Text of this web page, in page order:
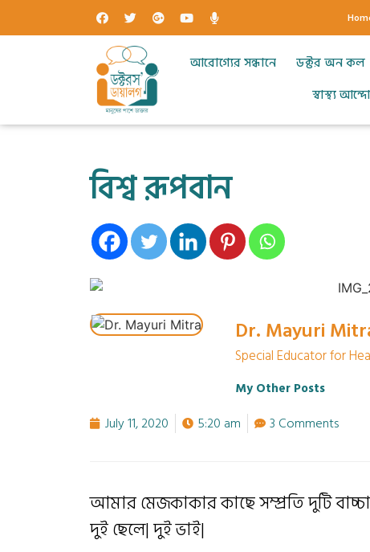
আরোগ্যের সন্ধানে ডক্টর অন কল
স্বাস্থ্য
বিশ্ব রূপবান
Dr. Mayuri
Special Educator for
My Other Posts
July 11, 2020 5:20 am 3 Comments
আমার মেজকাকার কাছে সম্প্রতি দুটি
দুই ছেলে| দুই ভাই|